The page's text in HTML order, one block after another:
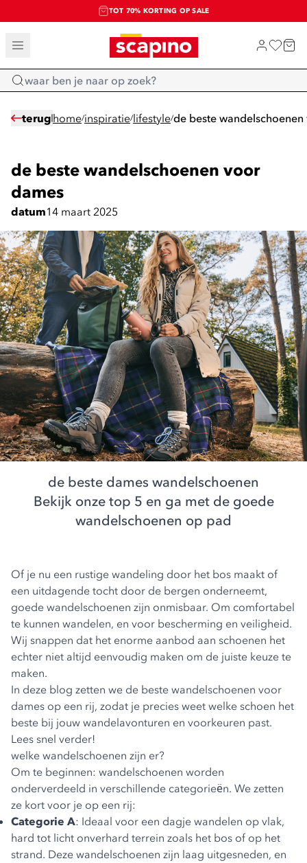
TOT 70% KORTING OP SALE
SALE: LAATSTE KANS!
SHOP NIEUW
Home
terug home/inspiratie/lifestyle/de beste
de beste wandelschoenen voor
dames
datum14 maart 2025
de beste dames wandelschoenen
Bekijk onze top 5 en ga met de goede
wandelschoenen op pad
Of je nu een rustige wandeling door het bos maakt of
een uitdagende tocht door de bergen onderneemt,
goede wandelschoenen zijn onmisbaar. Om comfortabel
te kunnen wandelen, en voor bescherming en veiligheid.
Wij snappen dat het enorme aanbod aan schoenen het
echter niet altijd eenvoudig maken om de juiste keuze te
maken.
In deze blog zetten we de beste wandelschoenen voor
dames op een rij, zodat je precies weet welke schoen het
beste bij jouw wandelavonturen en voorkeuren past.
Lees snel verder!
welke wandelschoenen zijn er?
Om te beginnen: wandelschoenen worden
onderverdeeld in verschillende categorieën. We zetten
ze kort voor je op een rij:
Categorie A: Ideaal voor een dagje wandelen op vlak,
hard tot licht onverhard terrein zoals het bos of op het
strand. Deze wandelschoenen zijn laag uitgesneden, en